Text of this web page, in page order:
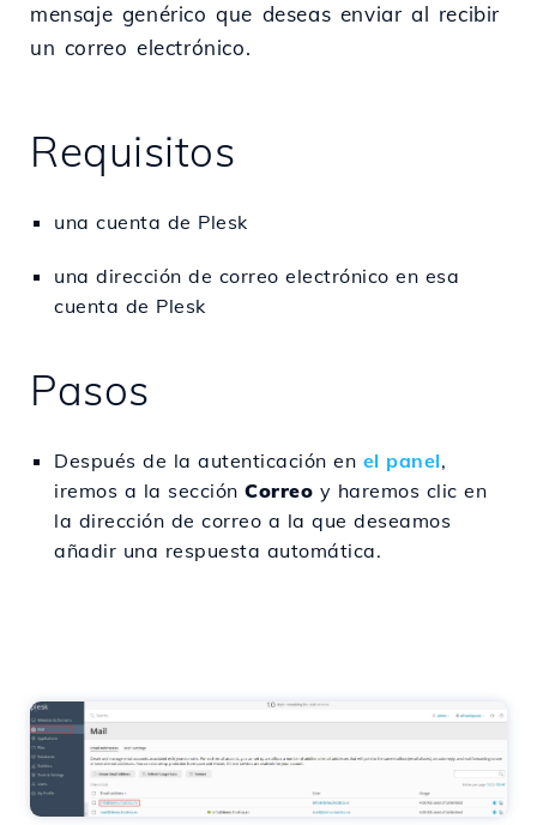
mensaje genérico que deseas enviar al recibir
un correo electrónico.
Requisitos
una cuenta de Plesk
una dirección de correo electrónico en esa
cuenta de Plesk
Pasos
Después de la autenticación en el panel,
iremos a la sección Correo y haremos clic en
la dirección de correo a la que deseamos
añadir una respuesta automática.